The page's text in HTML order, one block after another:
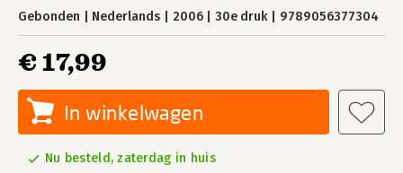
Gebonden Nederlands 2006 30e druk 9789056377304
€ 17,99
In winkelwagen
Nu besteld, zaterdag in huis